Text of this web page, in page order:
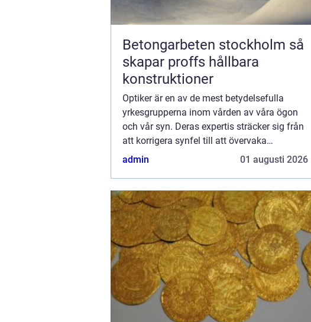
Betongarbeten stockholm så
skapar proffs hållbara
konstruktioner
Optiker är en av de mest betydelsefulla
yrkesgrupperna inom vården av våra ögon
och vår syn. Deras expertis sträcker sig från
att korrigera synfel till att övervaka
ögonhälsa och diagnostisera oli...
admin 01 augusti 2026